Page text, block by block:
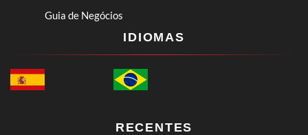
Guia de Negócios
IDIOMAS
RECENTES